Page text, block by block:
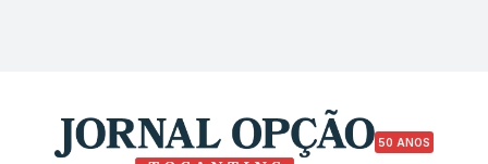
50 ANOS